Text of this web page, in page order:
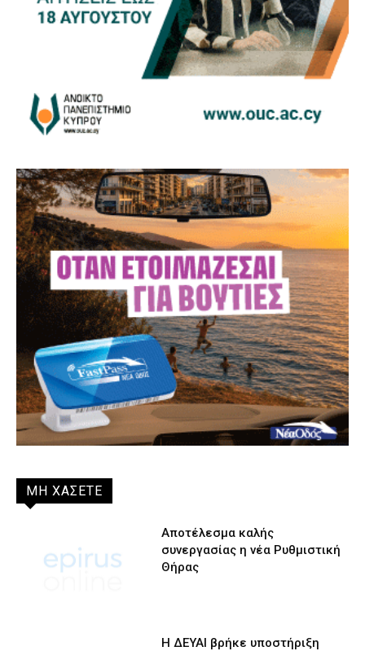
ΜΗ ΧΑΣΕΤΕ
Αποτέλεσμα καλής
συνεργασίας η νέα Ρυθμιστική
Θήρας
Η ΔΕΥΑΙ βρήκε υποστήριξη